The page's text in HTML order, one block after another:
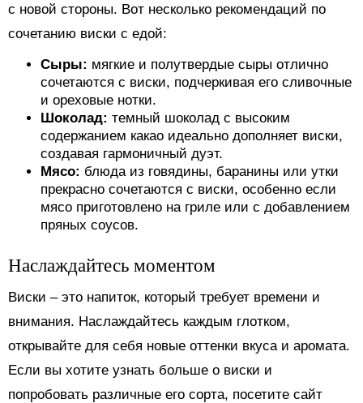
с новой стороны. Вот несколько рекомендаций по
сочетанию виски с едой:
Сыры: мягкие и полутвердые сыры отлично
сочетаются с виски, подчеркивая его сливочные
и ореховые нотки.
Шоколад: темный шоколад с высоким
содержанием какао идеально дополняет виски,
создавая гармоничный дуэт.
Мясо: блюда из говядины, баранины или утки
прекрасно сочетаются с виски, особенно если
мясо приготовлено на гриле или с добавлением
пряных соусов.
Наслаждайтесь моментом
Виски – это напиток, который требует времени и
внимания. Наслаждайтесь каждым глотком,
открывайте для себя новые оттенки вкуса и аромата.
Если вы хотите узнать больше о виски и
попробовать различные его сорта, посетите сайт